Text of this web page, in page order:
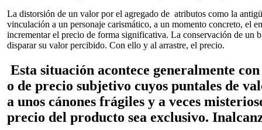
La distorsión de un valor por el agregado de atributos como la
vinculación a un personaje carismático, a un momento concreto, el
incrementar el precio de forma significativa. La conservación de un
disparar su valor percibido. Con ello y al arrastre, el precio.
Esta situación acontece generalmente
o de precio subjetivo cuyos puntales de
a unos cánones frágiles y a veces
precio del producto sea exclusivo.